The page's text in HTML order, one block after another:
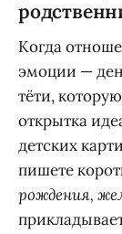
Когда
эмоции —
тёти,
открытка
детских
пишете
рождения,